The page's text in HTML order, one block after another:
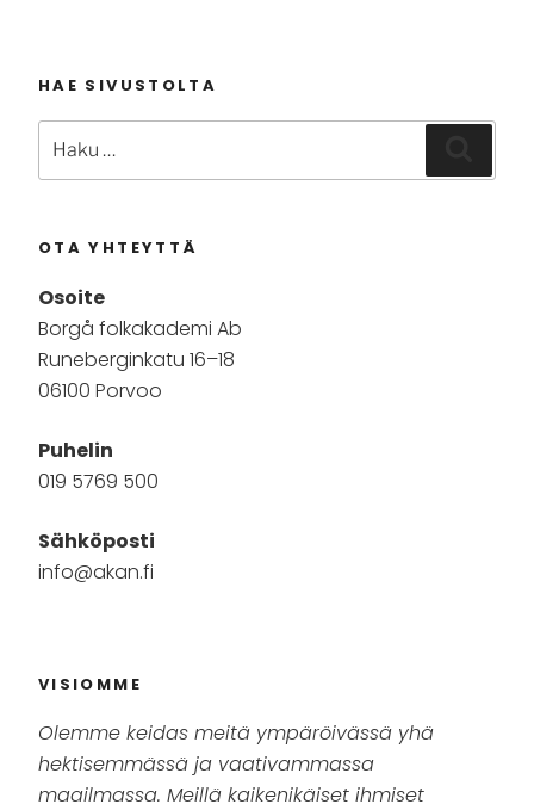
HAE SIVUSTOLTA
OTA YHTEYTTÄ
Osoite
Borgå folkakademi Ab
Runeberginkatu 16–18
06100 Porvoo
Puhelin
019 5769 500
Sähköposti
info@akan.fi
VISIOMME
Olemme keidas meitä ympäröivässä yhä
hektisemmässä ja vaativammassa
maailmassa. Meillä kaikenikäiset ihmiset